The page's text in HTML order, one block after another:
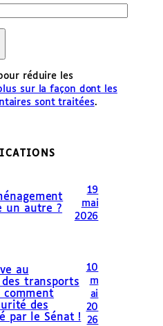
réduire les
sur la façon dont les
sont traitées.
un autre ?
19
mai
2026
au
transports
comment
des
par le Sénat !
10
m
ai
20
26